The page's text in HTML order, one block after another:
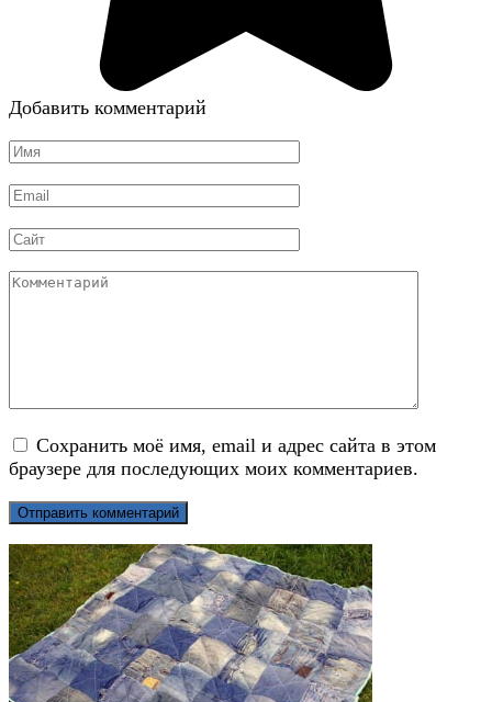
Добавить комментарий
Имя
Email
Сайт
Комментарий
Сохранить моё имя, email и адрес сайта в этом
браузере для последующих моих комментариев.